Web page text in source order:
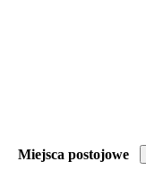
Miejsca postojowe